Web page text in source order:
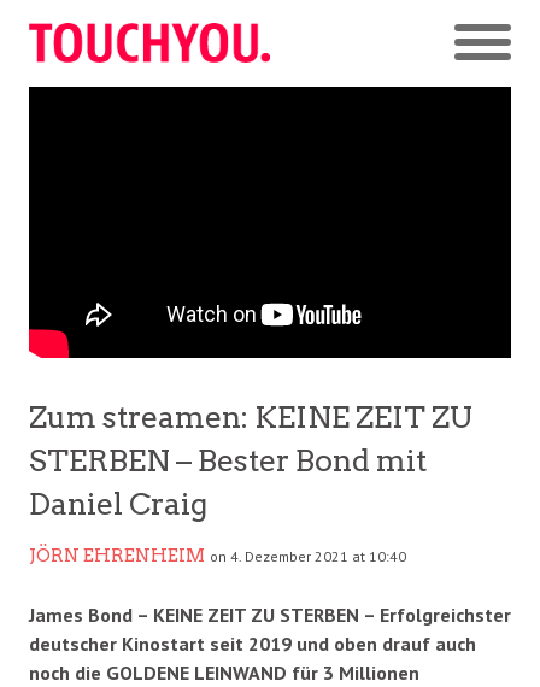
Zum streamen: KEINE ZEIT ZU
STERBEN – Bester Bond mit
Daniel Craig
JÖRN EHRENHEIM on 4. Dezember 2021 at 10:40
James Bond – KEINE ZEIT ZU STERBEN – Erfolgreichster
deutscher Kinostart seit 2019 und oben drauf auch
noch die GOLDENE LEINWAND für 3 Millionen